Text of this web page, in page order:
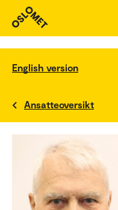
English version
Ansatteoversikt